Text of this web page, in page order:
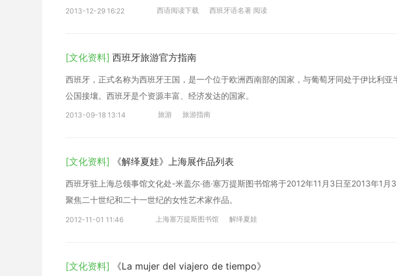
2013-12-29 16:22 西语阅读下载 西班牙语名著 阅读
[文化资料] 西班牙旅游官方指南
西班牙，正式名称为西班牙王国，是一个位于欧洲西南部的国家，与葡萄牙同处于伊比利亚
公国接壤。西班牙是个资源丰富、经济发达的国家。
2013-09-18 13:14 旅游 旅游指南
[文化资料] 《解绎夏娃》上海展作品列表
西班牙驻上海总领事馆文化处-米盖尔·德·塞万提斯图书馆将于2012年11月3日至2013年1月
聚焦二十世纪和二十一世纪的女性艺术家作品。
2012-11-01 11:46 上海塞万提斯图书馆 解绎夏娃
[文化资料] 《La mujer del viajero de tiempo》